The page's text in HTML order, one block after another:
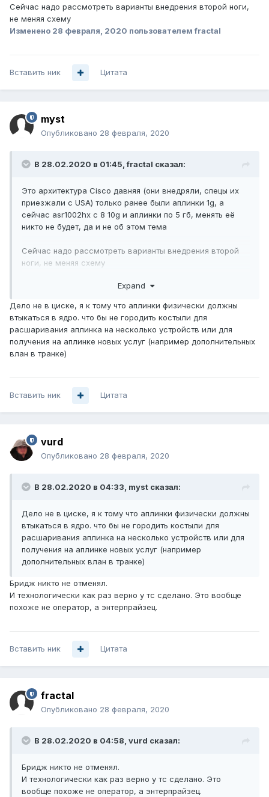
Сейчас надо рассмотреть варианты внедрения второй ноги,
не меняя схему
Изменено 28 февраля, 2020 пользователем fractal
Вставить ник Цитата
myst
Опубликовано 28 февраля, 2020
В 28.02.2020 в 01:45,fractal сказал:
Это архитектура Cisco давняя (они внедряли, спецы их
приезжали с USA) только ранее были аплинки 1g, а
сейчас asr1002hx с 8 10g и аплинки по 5 гб, менять её
никто не будет, да и не об этом тема
Сейчас надо рассмотреть варианты внедрения второй
ноги, не меняя схему
Expand
Дело не в циске, я к тому что аплинки физически должны
втыкаться в ядро. что бы не городить костыли для
расшаривания аплинка на несколько устройств или для
получения на аплинке новых услуг (например дополнительных
влан в транке)
Вставить ник Цитата
vurd
Опубликовано 28 февраля, 2020
В 28.02.2020 в 04:33, myst сказал:
Дело не в циске, я к тому что аплинки физически должны
втыкаться в ядро. что бы не городить костыли для
расшаривания аплинка на несколько устройств или для
получения на аплинке новых услуг (например
дополнительных влан в транке)
Бридж никто не отменял.
И технологически как раз верно у тс сделано. Это вообще
похоже не оператор, а энтерпрайзец.
Вставить ник Цитата
fractal
Опубликовано 28 февраля, 2020
В 28.02.2020 в 04:58, vurd сказал:
Бридж никто не отменял.
И технологически как раз верно у тс сделано. Это
вообще похоже не оператор, а энтерпрайзец.